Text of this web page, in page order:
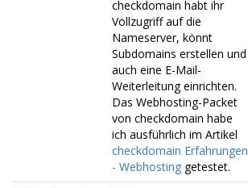
checkdomain habt ihr
Vollzugriff auf die
Nameserver, könnt
Subdomains erstellen und
auch eine E-Mail-
Weiterleitung einrichten.
Das Webhosting-Packet
von checkdomain habe
ich ausführlich im Artikel
checkdomain Erfahrungen
- Webhosting getestet.